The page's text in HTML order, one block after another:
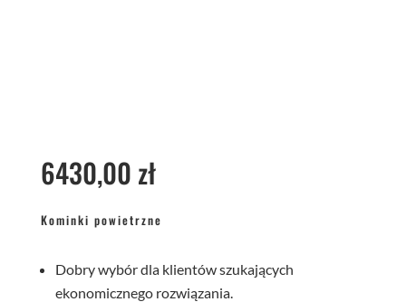
6430,00 zł
Kominki powietrzne
Dobry wybór dla klientów szukających
ekonomicznego rozwiązania.